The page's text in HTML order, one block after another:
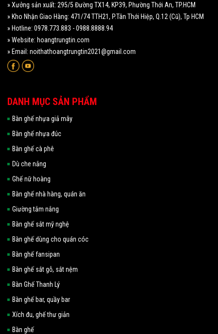
» Xưởng sản xuất: 295/5 Đường TX14, KP39, Phường Thới An, TP.HCM
» Kho Nhận Giao Hàng: 471/74 TTH21, P.Tân Thới Hiệp, Q.12 (Cũ), Tp HCM
» Hotline: 0978.773.883 - 0988.8888.94
» Website: hoangtrungtin.com
» Email: noithathoangtrungtin2021@gmail.com
DANH MỤC SẢN PHẨM
Bàn ghế nhựa giả mây
Bàn ghế nhựa đúc
Bàn ghế cà phê
Dù che nắng
Ghế nữ hoàng
Bàn ghế nhà hàng, quán ăn
Giường tắm nắng
Bàn ghế sắt mỹ nghệ
Bàn ghế dùng cho quán cóc
Bàn ghế fansipan
Bàn ghế sắt gỗ, sắt nệm
Bàn Ghế Thanh Lý
Bàn ghế bar, quầy bar
Xích đu, ghế thư giản
Bàn ghế